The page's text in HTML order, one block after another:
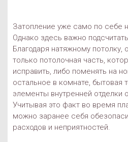
Затопление уже само по себе
Однако здесь важно
Благодаря натяжному потолку,
только потолочная часть,
исправить, либо поменять на
остальное в комнате, бытовая
элементы внутренней отделки
Учитывая это факт во время
можно заранее себя
расходов и неприятностей.